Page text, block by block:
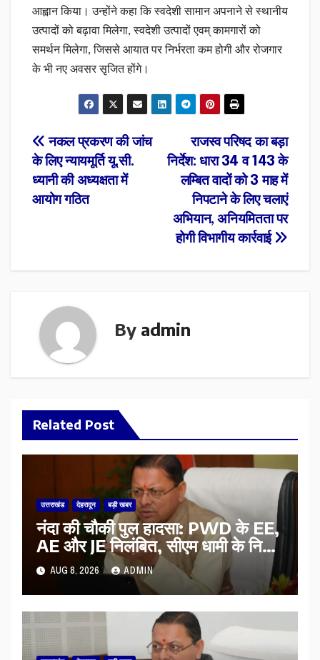
आह्वान किया। उन्होंने कहा कि स्वदेशी सामान अपनाने से स्थानीय
उत्पादों को बढ़ावा मिलेगा, स्वदेशी उत्पादों एवम् कामगारों को
समर्थन मिलेगा, जिससे आयात पर निर्भरता कम होगी और रोजगार
के भी नए अवसर सृजित होंगे।
Post
navigation
राजस्व परिषद का बड़ा
निर्देश: धारा 34 व 143 के
लम्बित वादों को 3 माह में
निपटाने के लिए चलाएं
अभियान, अनियमितता पर
होगी विभागीय कार्रवाई
नकल प्रकरण की जांच
के लिए न्यायमूर्ति यू.सी.
ध्यानी की अध्यक्षता में
आयोग गठित
By admin
Related Post
उत्तराखंड देहरादून बड़ी खबर
नंदा की चौकी पुल हादसा: PWD के EE,
AE और JE निलंबित, सीएम धामी के निर्देश
पर सख्त कार्रवाई
AUG 8, 2026 ADMIN